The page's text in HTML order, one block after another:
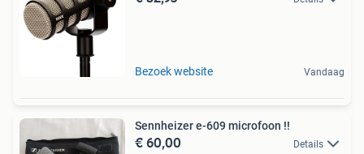
Bezoek website Vandaag
Sennheizer e-609 microfoon !!
€ 60,00 Details